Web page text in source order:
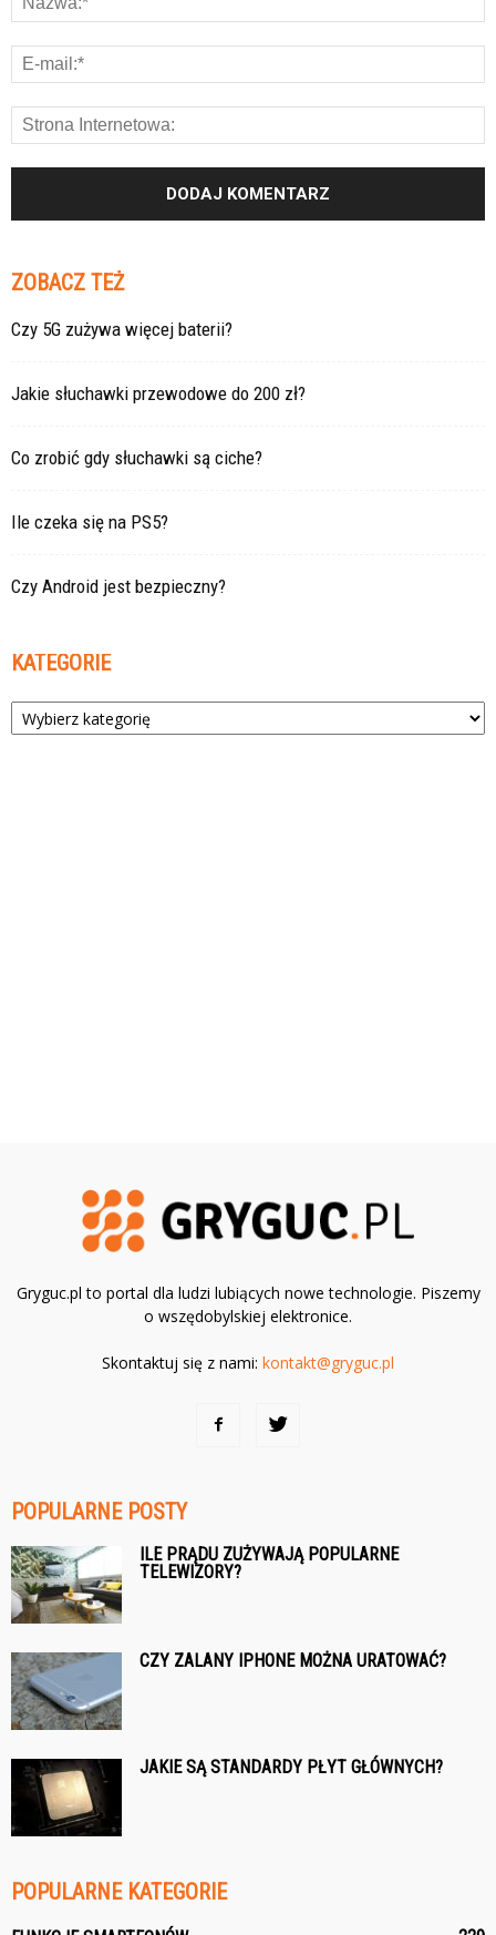
ZOBACZ TEŻ
Czy 5G zużywa więcej baterii?
Jakie słuchawki przewodowe do 200 zł?
Co zrobić gdy słuchawki są ciche?
Ile czeka się na PS5?
Czy Android jest bezpieczny?
KATEGORIE
Kategorie
Gryguc.pl to portal dla ludzi lubiących nowe technologie. Piszemy
o wszędobylskiej elektronice.
Skontaktuj się z nami: kontakt@gryguc.pl
POPULARNE POSTY
ILE PRĄDU ZUŻYWAJĄ POPULARNE
TELEWIZORY?
CZY ZALANY IPHONE MOŻNA URATOWAĆ?
JAKIE SĄ STANDARDY PŁYT GŁÓWNYCH?
POPULARNE KATEGORIE